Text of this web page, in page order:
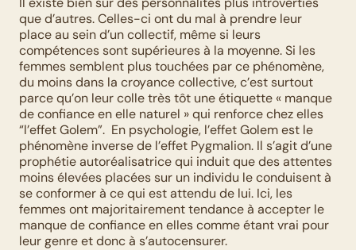
que d’autres. Celles-ci ont du mal à prendre leur
place au sein d’un collectif, même si leurs
compétences sont supérieures à la moyenne. Si les
femmes semblent plus touchées par ce phénomène,
du moins dans la croyance collective, c’est surtout
parce qu’on leur colle très tôt une étiquette « manque
de confiance en elle naturel » qui renforce chez elles
“l’effet Golem”.  En psychologie, l’effet Golem est le
phénomène inverse de l’effet Pygmalion. Il s’agit d’une
prophétie autoréalisatrice qui induit que des attentes
moins élevées placées sur un individu le conduisent à
se conformer à ce qui est attendu de lui. Ici, les
femmes ont majoritairement tendance à accepter le
manque de confiance en elles comme étant vrai pour
leur genre et donc à s’autocensurer.